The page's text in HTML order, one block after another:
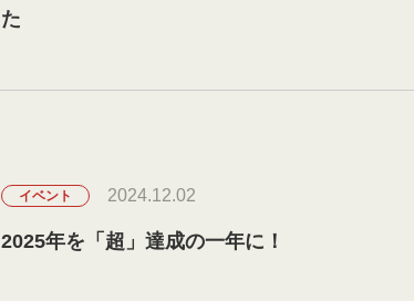
た
イベント 2024.12.02
2025年を「超」達成の一年に！